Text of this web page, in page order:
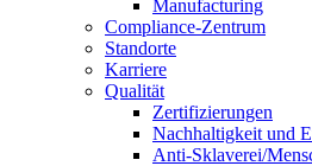
Manufacturing
Compliance-Zentrum
Standorte
Karriere
Qualität
Zertifizierungen
Nachhaltigkeit und
Anti-Sklaverei/